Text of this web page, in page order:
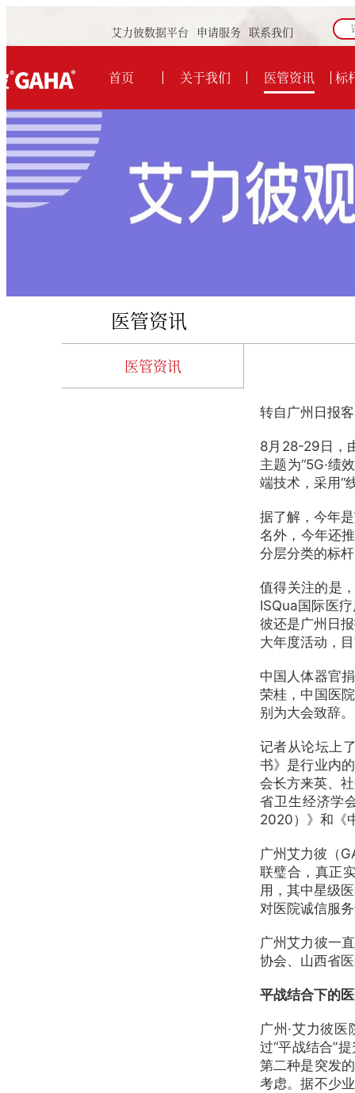
艾力彼数据平台 申请服务 联系我们
首页 关于我们 医管资讯 标
医管资讯
医管资讯
转自广州日报
8月28-29日，
主题为“5G·绩
端技术，采用“
据了解，今年
名外，今年还
分层分类的标
值得关注的是
ISQua国际医
彼还是广州日
大年度活动，
中国人体器官
荣桂，中国医
别为大会致辞。
记者从论坛上
书》是行业内
会长方来英、
省卫生经济学
2020）》和《
广州艾力彼（
联璧合，真正
用，其中星级
对医院诚信服
广州艾力彼一
协会、山西省
平战结合下的
广州·艾力彼
过“平战结合”
第二种是突发
考虑。据不少